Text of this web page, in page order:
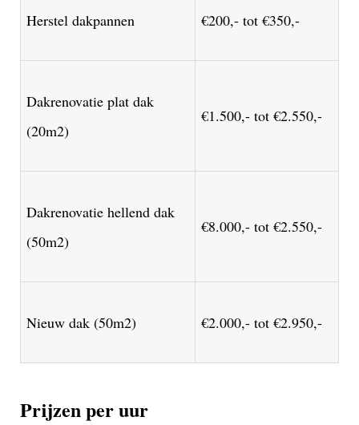
Herstel dakpannen €200,- tot €350,-
Dakrenovatie plat dak
(20m2)
€1.500,- tot €2.550,-
Dakrenovatie hellend dak
(50m2)
€8.000,- tot €2.550,-
Nieuw dak (50m2) €2.000,- tot €2.950,-
Prijzen per uur